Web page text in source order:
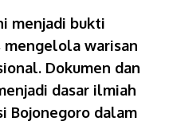
menjadi bukti
mengelola warisan
Dokumen dan
dasar ilmiah
Bojonegoro dalam